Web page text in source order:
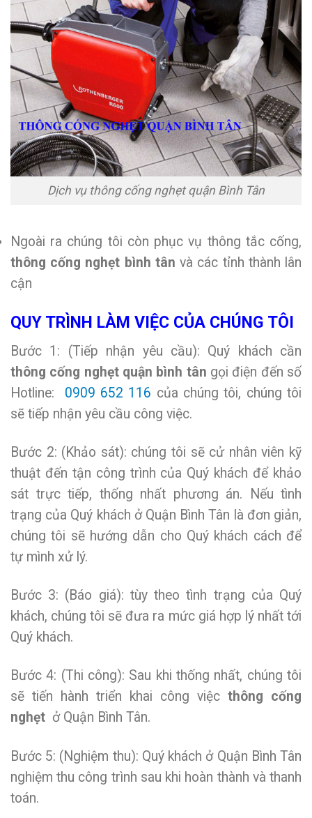
Dịch vụ thông cống nghẹt quận Bình Tân
Ngoài ra chúng tôi còn phục vụ thông tắc cống,
thông cống nghẹt bình tân và các tỉnh thành lân
cận
QUY TRÌNH LÀM VIỆC CỦA CHÚNG TÔI
Bước 1: (Tiếp nhận yêu cầu): Quý khách cần
thông cống nghẹt quận bình tân gọi điện đến số
Hotline: 0909 652 116 của chúng tôi, chúng tôi
sẽ tiếp nhận yêu cầu công việc.
Bước 2: (Khảo sát): chúng tôi sẽ cử nhân viên kỹ
thuật đến tận công trình của Quý khách để khảo
sát trực tiếp, thống nhất phương án. Nếu tình
trạng của Quý khách ở Quận Bình Tân là đơn giản,
chúng tôi sẽ hướng dẫn cho Quý khách cách để
tự mình xử lý.
Bước 3: (Báo giá): tùy theo tình trạng của Quý
khách, chúng tôi sẽ đưa ra mức giá hợp lý nhất tới
Quý khách.
Bước 4: (Thi công): Sau khi thống nhất, chúng tôi
sẽ tiến hành triển khai công việc thông cống
nghẹt ở Quận Bình Tân.
Bước 5: (Nghiệm thu): Quý khách ở Quận Bình Tân
nghiệm thu công trình sau khi hoàn thành và thanh
toán.